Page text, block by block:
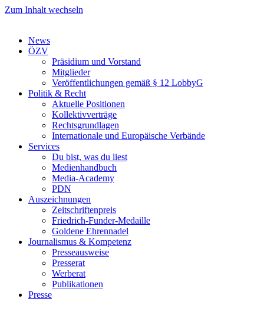
Zum Inhalt wechseln
News
ÖZV
Präsidium und Vorstand
Mitglieder
Veröffentlichungen gemäß § 12 LobbyG
Politik & Recht
Aktuelle Positionen
Kollektivverträge
Rechtsgrundlagen
Internationale und Europäische Verbände
Services
Du bist, was du liest
Medienhandbuch
Media-Academy
PDN
Auszeichnungen
Zeitschriftenpreis
Friedrich-Funder-Medaille
Goldene Ehrennadel
Journalismus & Kompetenz
Presseausweise
Presserat
Werberat
Publikationen
Presse